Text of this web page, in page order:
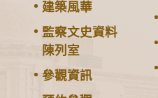
建築風華
監察文史資料
陳列室
參觀資訊